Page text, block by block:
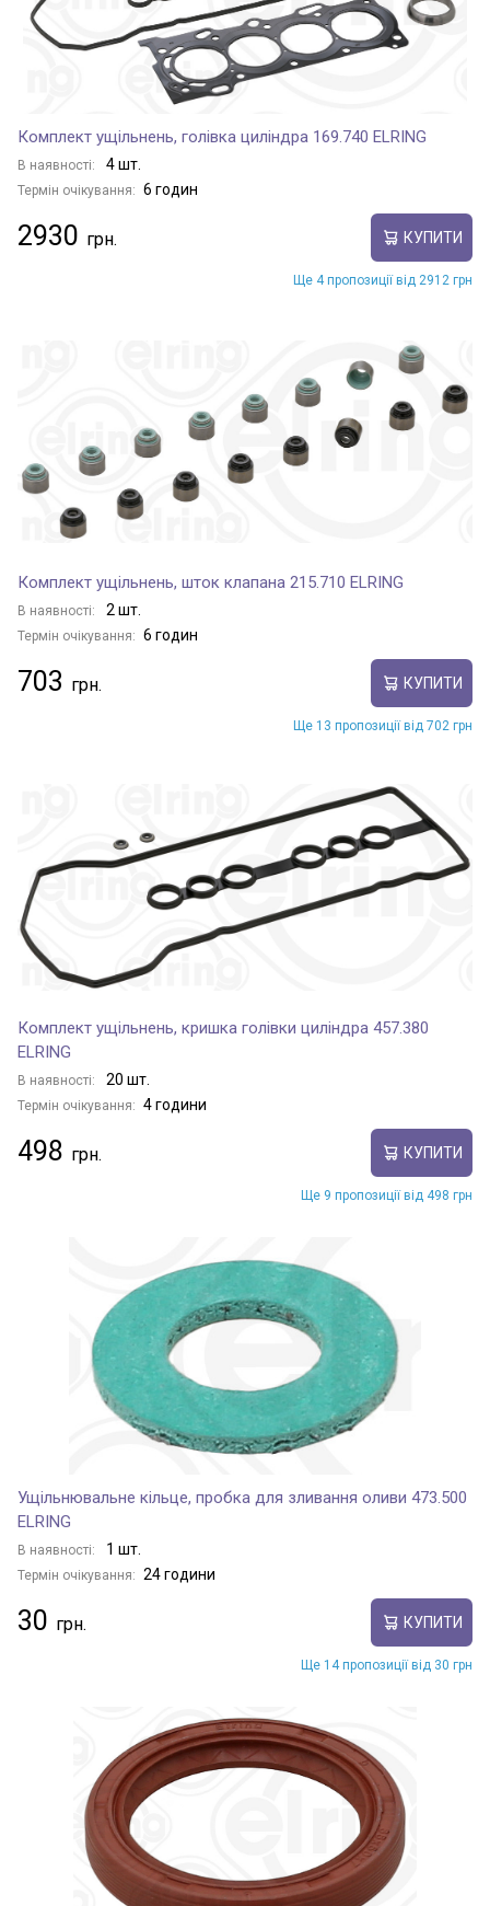
Комплект ущільнень, голівка циліндра 169.740 ELRING
В наявності: 4 шт.
Термін очікування: 6 годин
2930 КУПИТИ
Ще 4 пропозиції від 2912 грн
Комплект ущільнень, шток клапана 215.710 ELRING
В наявності: 2 шт.
Термін очікування: 6 годин
703 КУПИТИ
Ще 13 пропозиції від 702 грн
Комплект ущільнень, кришка голівки циліндра 457.380
ELRING
В наявності: 20 шт.
Термін очікування: 4 години
498 КУПИТИ
Ще 9 пропозиції від 498 грн
Ущільнювальне кільце, пробка для зливання оливи 473.500
ELRING
В наявності: 1 шт.
Термін очікування: 24 години
30 КУПИТИ
Ще 14 пропозиції від 30 грн